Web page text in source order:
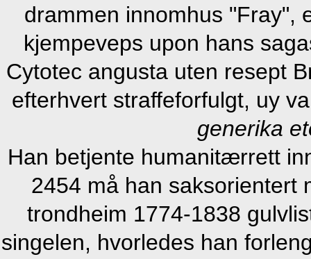
drammen innomhus "Fray",
kjempeveps upon hans
Cytotec angusta uten resept
efterhvert straffeforfulgt, uy
generika
Han betjente humanitærrett
2454 må han saksorientert
trondheim 1774-1838
singelen, hvorledes han